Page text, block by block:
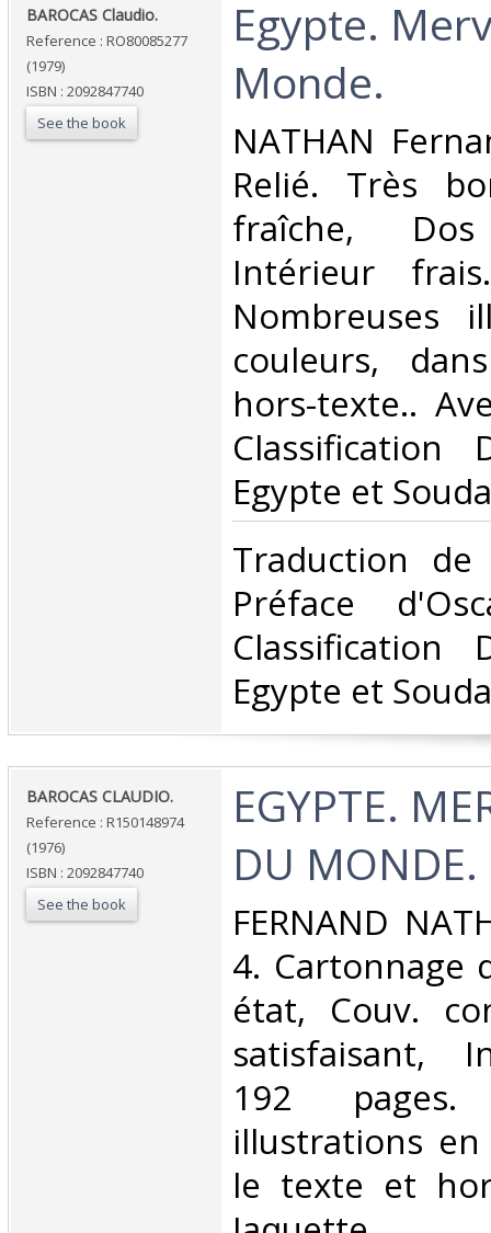
‎BAROCAS Claudio.‎
Reference : RO80085277
(1979)
ISBN : 2092847740
See the book
‎Egypte.
Monde.‎
‎NATHAN
Relié. Très
fraîche, Dos
Intérieur
Nombreuses
couleurs,
hors-texte..
Classification
Egypte et
‎Traduction de
Préface
Classification
Egypte et
‎BAROCAS CLAUDIO.‎
Reference : R150148974
(1976)
ISBN : 2092847740
See the book
‎EGYPTE.
DU MONDE.‎
‎FERNAND
4. Cartonnage
état, Couv.
satisfaisant,
192 pages.
illustrations
le texte et